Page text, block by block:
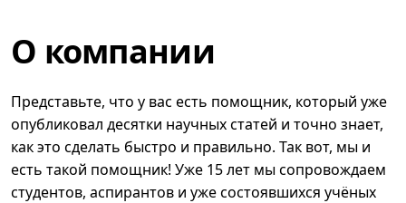
О компании
Представьте, что у вас есть помощник, который уже
опубликовал десятки научных статей и точно знает,
как это сделать быстро и правильно. Так вот, мы и
есть такой помощник! Уже 15 лет мы сопровождаем
студентов, аспирантов и уже состоявшихся учёных